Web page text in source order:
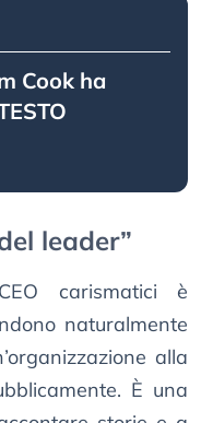
Cook ha
leader”
carismatici è
naturalmente
alla
È una